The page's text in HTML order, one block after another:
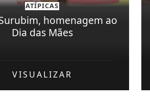
ATÍPICAS
homenagem ao
Dia das Mães
VISUALIZAR